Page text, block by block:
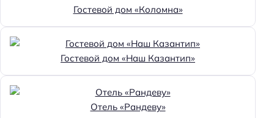
Гостевой дом «Коломна»
Гостевой дом «Наш Казантип»
Отель «Рандеву»